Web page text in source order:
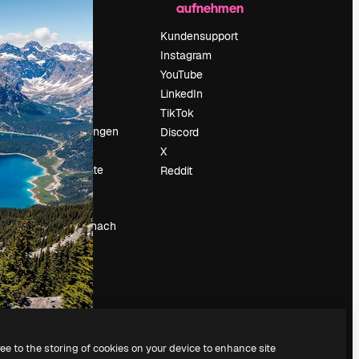
Über uns
Reviews
Karriere
Suchtrends
Blog
Veranstaltungen
Slidesgo
Deine Inhalte
verkaufen
Pressesaal
Suchst du nach
magnific.ai
aufnehmen
Kundensupport
Instagram
YouTube
LinkedIn
TikTok
Discord
X
Reddit
to the storing of cookies on your device to enhance site